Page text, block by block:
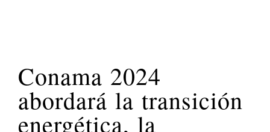
Conama 2024
abordará la transición
energética, la